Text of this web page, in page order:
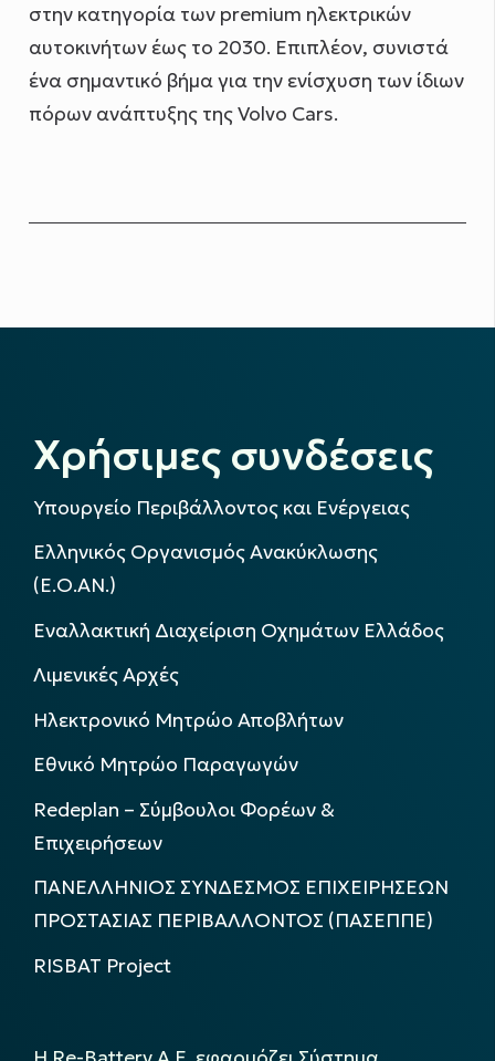
στην κατηγορία των premium ηλεκτρικών
αυτοκινήτων έως το 2030. Επιπλέον, συνιστά
ένα σημαντικό βήμα για την ενίσχυση των ίδιων
πόρων ανάπτυξης της Volvo Cars.
Χρήσιμες συνδέσεις
Υπουργείο Περιβάλλοντος και Ενέργειας
Ελληνικός Οργανισμός Ανακύκλωσης
(Ε.Ο.ΑΝ.)
Εναλλακτική Διαχείριση Οχημάτων Ελλάδος
Λιμενικές Αρχές
Ηλεκτρονικό Μητρώο Αποβλήτων
Εθνικό Μητρώο Παραγωγών
Redeplan – Σύμβουλοι Φορέων &
Επιχειρήσεων
ΠΑΝΕΛΛΗΝΙΟΣ ΣΥΝΔΕΣΜΟΣ ΕΠΙΧΕΙΡΗΣΕΩΝ
ΠΡΟΣΤΑΣΙΑΣ ΠΕΡΙΒΑΛΛΟΝΤΟΣ (ΠΑΣΕΠΠΕ)
RISBAT Project